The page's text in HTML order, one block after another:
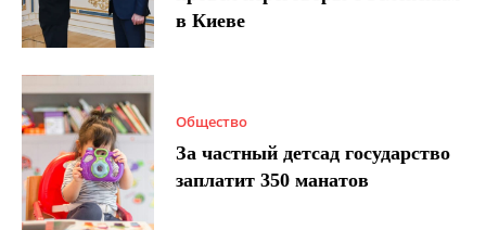
в Киеве
Общество
За частный детсад государство
заплатит 350 манатов